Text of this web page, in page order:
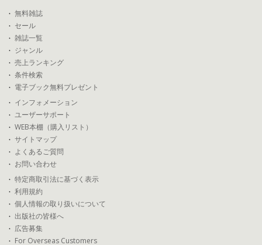
無料雑誌
セール
雑誌一覧
ジャンル
売上ランキング
条件検索
電子ブック無料プレゼント
インフォメーション
ユーザーサポート
WEB本棚（購入リスト）
サイトマップ
よくあるご質問
お問い合わせ
特定商取引法に基づく表示
利用規約
個人情報の取り扱いについて
出版社の皆様へ
広告募集
For Overseas Customers